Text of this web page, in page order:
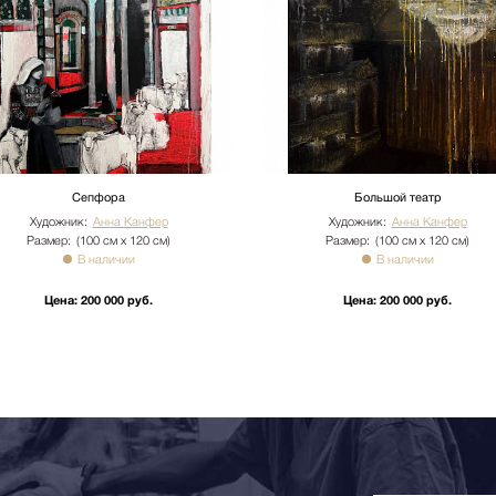
Утилизация упаковки
необходимо сообщить
доставки: +7 (495) 660-36-
отдельно.
Сепфора
Художник: Анна Канфер
Размер: (100 см х 120 см)
В наличии
Цена: 200 000 руб.
Большой театр
Художник: Анна Канфер
Размер: (100 см х 120 см)
В наличии
Цена: 200 000 руб.